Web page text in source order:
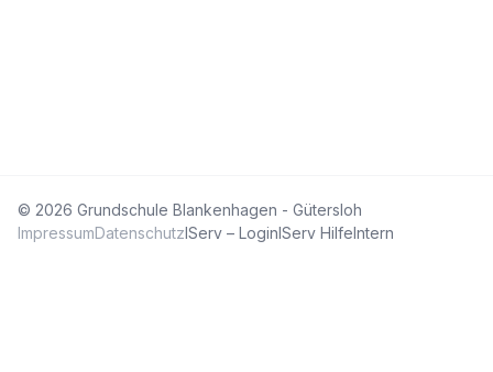
© 2026 Grundschule Blankenhagen - Gütersloh
ImpressumDatenschutzIServ – LoginIServ HilfeIntern